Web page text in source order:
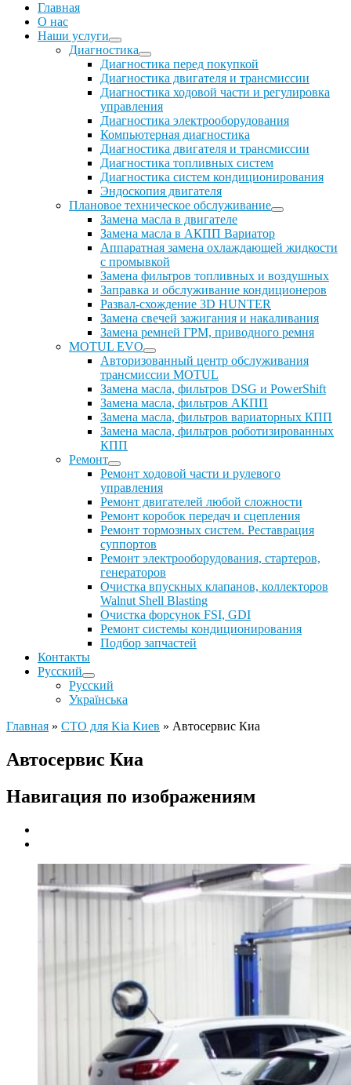
Главная
О нас
Наши услуги
Диагностика
Диагностика перед покупкой
Диагностика двигателя и трансмиссии
Диагностика ходовой части и регулировка
управления
Диагностика электрооборудования
Компьютерная диагностика
Диагностика двигателя и трансмиссии
Диагностика топливных систем
Диагностика систем кондиционирования
Эндоскопия двигателя
Плановое техническое обслуживание
Замена масла в двигателе
Замена масла в АКПП Вариатор
Аппаратная замена охлаждающей жидкости
с промывкой
Замена фильтров топливных и воздушных
Заправка и обслуживание кондиционеров
Развал-схождение 3D HUNTER
Замена свечей зажигания и накаливания
Замена ремней ГРМ, приводного ремня
MOTUL EVO
Авторизованный центр обслуживания
трансмиссии MOTUL
Замена масла, фильтров DSG и PowerShift
Замена масла, фильтров АКПП
Замена масла, фильтров вариаторных КПП
Замена масла, фильтров роботизированных
КПП
Ремонт
Ремонт ходовой части и рулевого
управления
Ремонт двигателей любой сложности
Ремонт коробок передач и сцепления
Ремонт тормозных систем. Реставрация
суппортов
Ремонт электрооборудования, стартеров,
генераторов
Очистка впускных клапанов, коллекторов
Walnut Shell Blasting
Очистка форсунок FSI, GDI
Ремонт системы кондиционирования
Подбор запчастей
Контакты
Русский
Русский
Українська
Главная » СТО для Kia Киев » Автосервис Киа
Автосервис Киа
Навигация по изображениям